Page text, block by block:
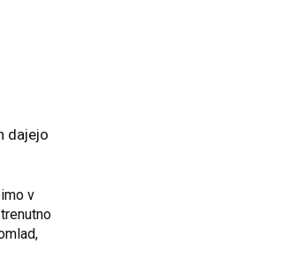
dajejo
v